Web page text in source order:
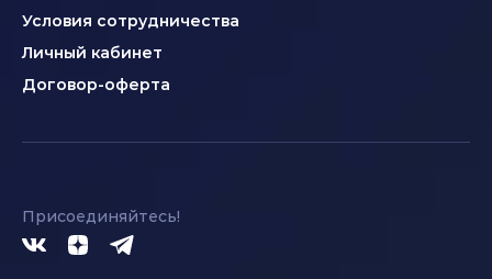
Условия сотрудничества
Личный кабинет
Договор-оферта
Присоединяйтесь!